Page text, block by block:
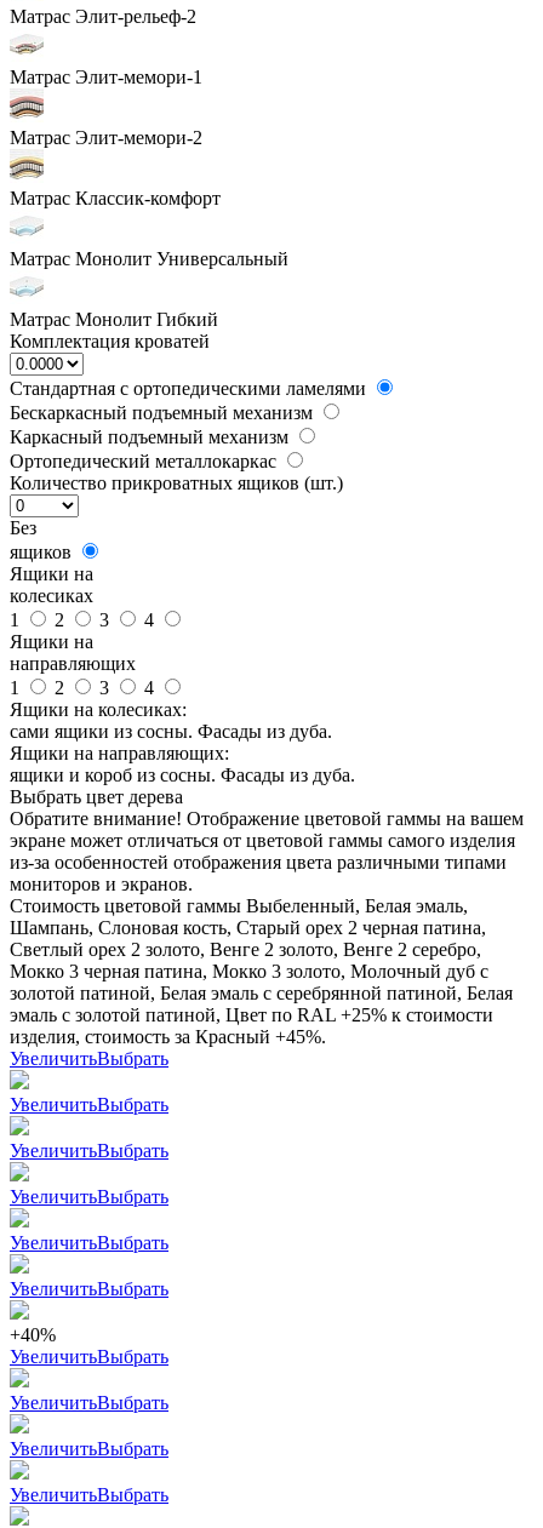
Матрас Элит-рельеф-2
Матрас Элит-мемори-1
Матрас Элит-мемори-2
Матрас Классик-комфорт
Матрас Монолит Универсальный
Матрас Монолит Гибкий
Комплектация кроватей
Стандартная с ортопедическими ламелями
Бескаркасный подъемный механизм
Каркасный подъемный механизм
Ортопедический металлокаркас
Количество прикроватных ящиков (шт.)
Без
ящиков
Ящики на
колесиках
1
2 3
4
Ящики на
направляющих
1
2 3
4
Ящики на колесиках:
сами ящики из сосны. Фасады из дуба.
Ящики на направляющих:
ящики и короб из сосны. Фасады из дуба.
Выбрать цвет дерева
Обратите внимание! Отображение цветовой гаммы на вашем
экране может отличаться от цветовой гаммы самого изделия
из-за особенностей отображения цвета различными типами
мониторов и экранов.
Стоимость цветовой гаммы Выбеленный, Белая эмаль,
Шампань, Слоновая кость, Старый орех 2 черная патина,
Светлый орех 2 золото, Венге 2 золото, Венге 2 серебро,
Мокко 3 черная патина, Мокко 3 золото, Молочный дуб с
золотой патиной, Белая эмаль с серебрянной патиной, Белая
эмаль с золотой патиной, Цвет по RAL +25% к стоимости
изделия, стоимость за Красный +45%.
УвеличитьВыбрать
УвеличитьВыбрать
УвеличитьВыбрать
УвеличитьВыбрать
УвеличитьВыбрать
УвеличитьВыбрать
+40%
УвеличитьВыбрать
УвеличитьВыбрать
УвеличитьВыбрать
УвеличитьВыбрать